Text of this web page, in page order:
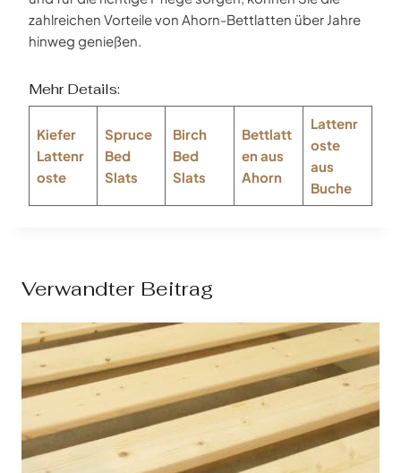
zahlreichen Vorteile von Ahorn-Bettlatten über Jahre
hinweg genießen.
Mehr Details:
Kiefer
Lattenr
oste
Spruce
Bed
Slats
Birch
Bed
Slats
Bettlatt
en aus
Ahorn
Lattenr
oste
aus
Buche
Verwandter Beitrag